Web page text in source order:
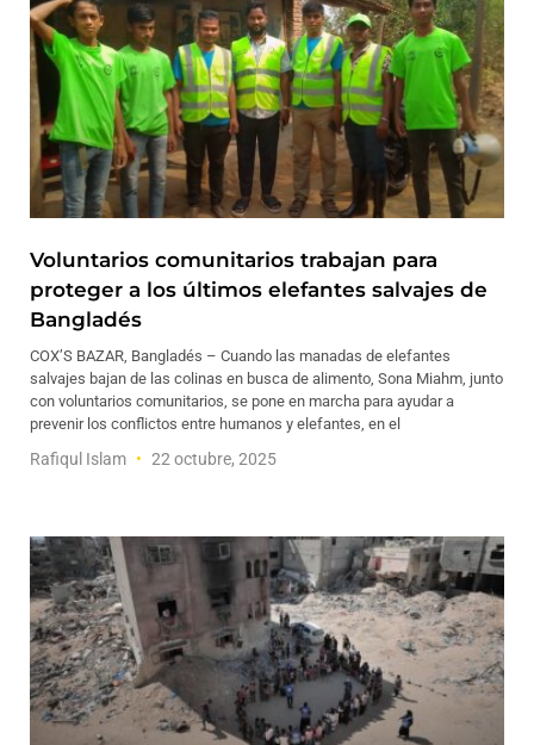
Voluntarios comunitarios trabajan para
proteger a los últimos elefantes salvajes de
Bangladés
COX’S BAZAR, Bangladés – Cuando las manadas de elefantes
salvajes bajan de las colinas en busca de alimento, Sona Miahm, junto
con voluntarios comunitarios, se pone en marcha para ayudar a
prevenir los conflictos entre humanos y elefantes, en el
Rafiqul Islam 22 octubre, 2025